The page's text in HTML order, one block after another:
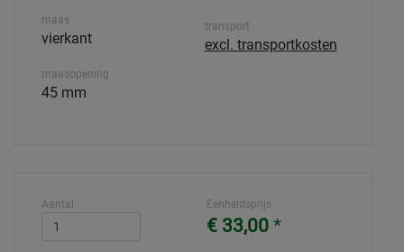
maas
vierkant
maasopening
45 mm
transport
excl. transportkosten
Aantal: Eenheidsprijs
€ 33,00 *